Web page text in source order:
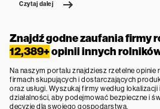
Czytaj dalej
Znajdź godne zaufania firmy
12,389+opinii innych
Na naszym portalu znajdziesz rzetelne opinie
firmach skupujących i dostarczających
oraz usługi. Wyszukaj firmy według lokalizacji
działalności, aby podejmować bezpieczne i
decyzje dla swojego gospodarstwa.